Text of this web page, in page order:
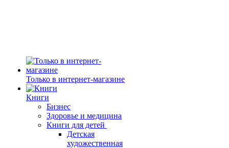
Только в интернет-магазине
Книги
Бизнес
Здоровье и медицина
Книги для детей
Детская
художественная